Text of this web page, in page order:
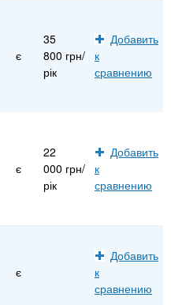
є
35
800 грн/
рік
Добавить
к
сравнению
є
22
000 грн/
рік
Добавить
к
сравнению
є
Добавить
к
сравнению